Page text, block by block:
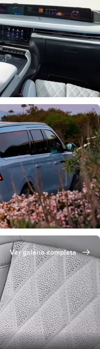
Ver galería completa